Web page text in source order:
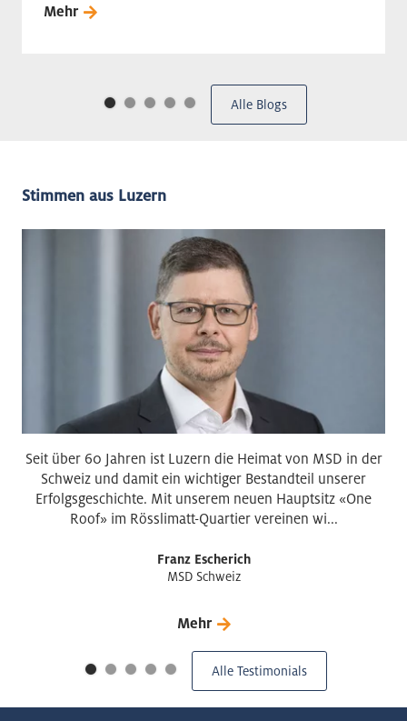
Mehr
Alle Blogs
Stimmen aus Luzern
Seit über 60 Jahren ist Luzern die Heimat von MSD in der
Schweiz und damit ein wichtiger Bestandteil unserer
Erfolgsgeschichte. Mit unserem neuen Hauptsitz «One
Roof» im Rösslimatt-Quartier vereinen wi...
Franz Escherich
MSD Schweiz
Mehr
Alle Testimonials